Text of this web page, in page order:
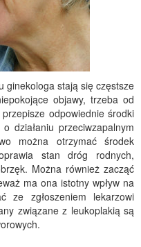
ginekologa stają się częstsze
objawy, trzeba od
odpowiednie środki
działaniu przeciwzapalnym
można otrzymać środek
stan dróg rodnych,
Można również zacząć
ma ona istotny wpływ na
ze zgłoszeniem lekarzowi
związane z leukoplakią są